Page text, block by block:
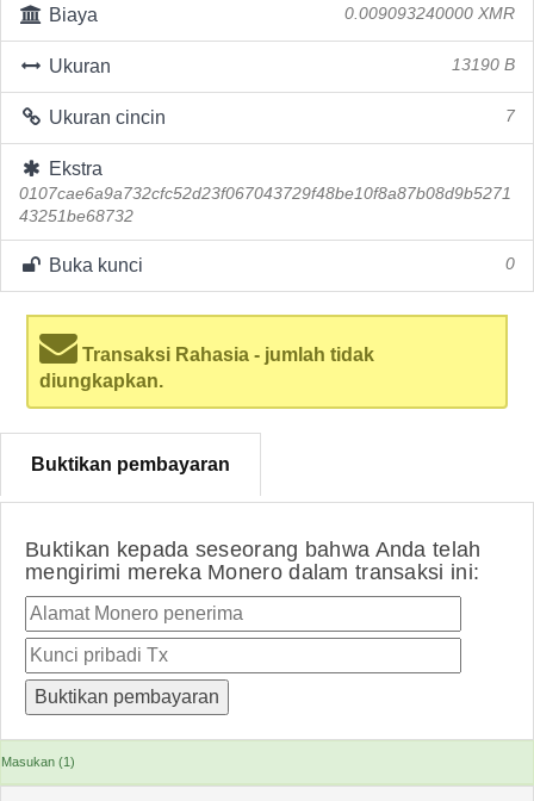
Biaya 0.009093240000 XMR
Ukuran 13190 B
Ukuran cincin 7
Ekstra
0107cae6a9a732cfc52d23f067043729f48be10f8a87b08d9b5271
43251be68732
Buka kunci 0
Transaksi Rahasia - jumlah tidak
diungkapkan.
Buktikan pembayaran
Buktikan kepada seseorang bahwa Anda telah
mengirimi mereka Monero dalam transaksi ini:
Masukan (1)